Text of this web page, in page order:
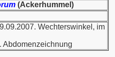
(Ackerhummel)
Wechterswinkel, im
Abdomenzeichnung